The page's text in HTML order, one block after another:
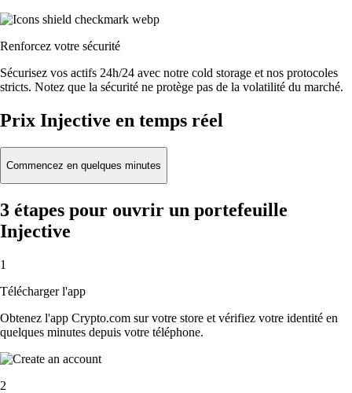
Renforcez votre sécurité
Sécurisez vos actifs 24h/24 avec notre cold storage et nos protocoles
stricts. Notez que la sécurité ne protège pas de la volatilité du marché.
Prix Injective en temps réel
Commencez en quelques minutes
3 étapes pour ouvrir un portefeuille
Injective
1
Télécharger l'app
Obtenez l'app Crypto.com sur votre store et vérifiez votre identité en
quelques minutes depuis votre téléphone.
2